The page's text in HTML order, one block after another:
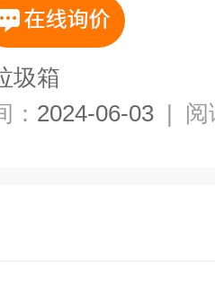
圾箱
： 2024-06-03 | 阅